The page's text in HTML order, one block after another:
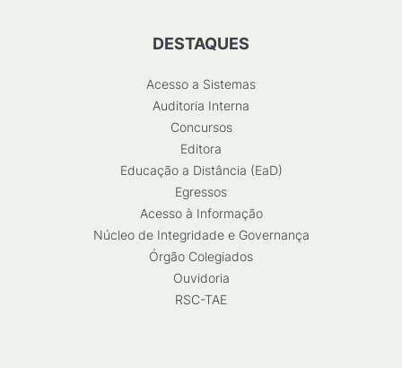
DESTAQUES
Acesso a Sistemas
Auditoria Interna
Concursos
Editora
Educação a Distância (EaD)
Egressos
Acesso à Informação
Núcleo de Integridade e Governança
Órgão Colegiados
Ouvidoria
RSC-TAE